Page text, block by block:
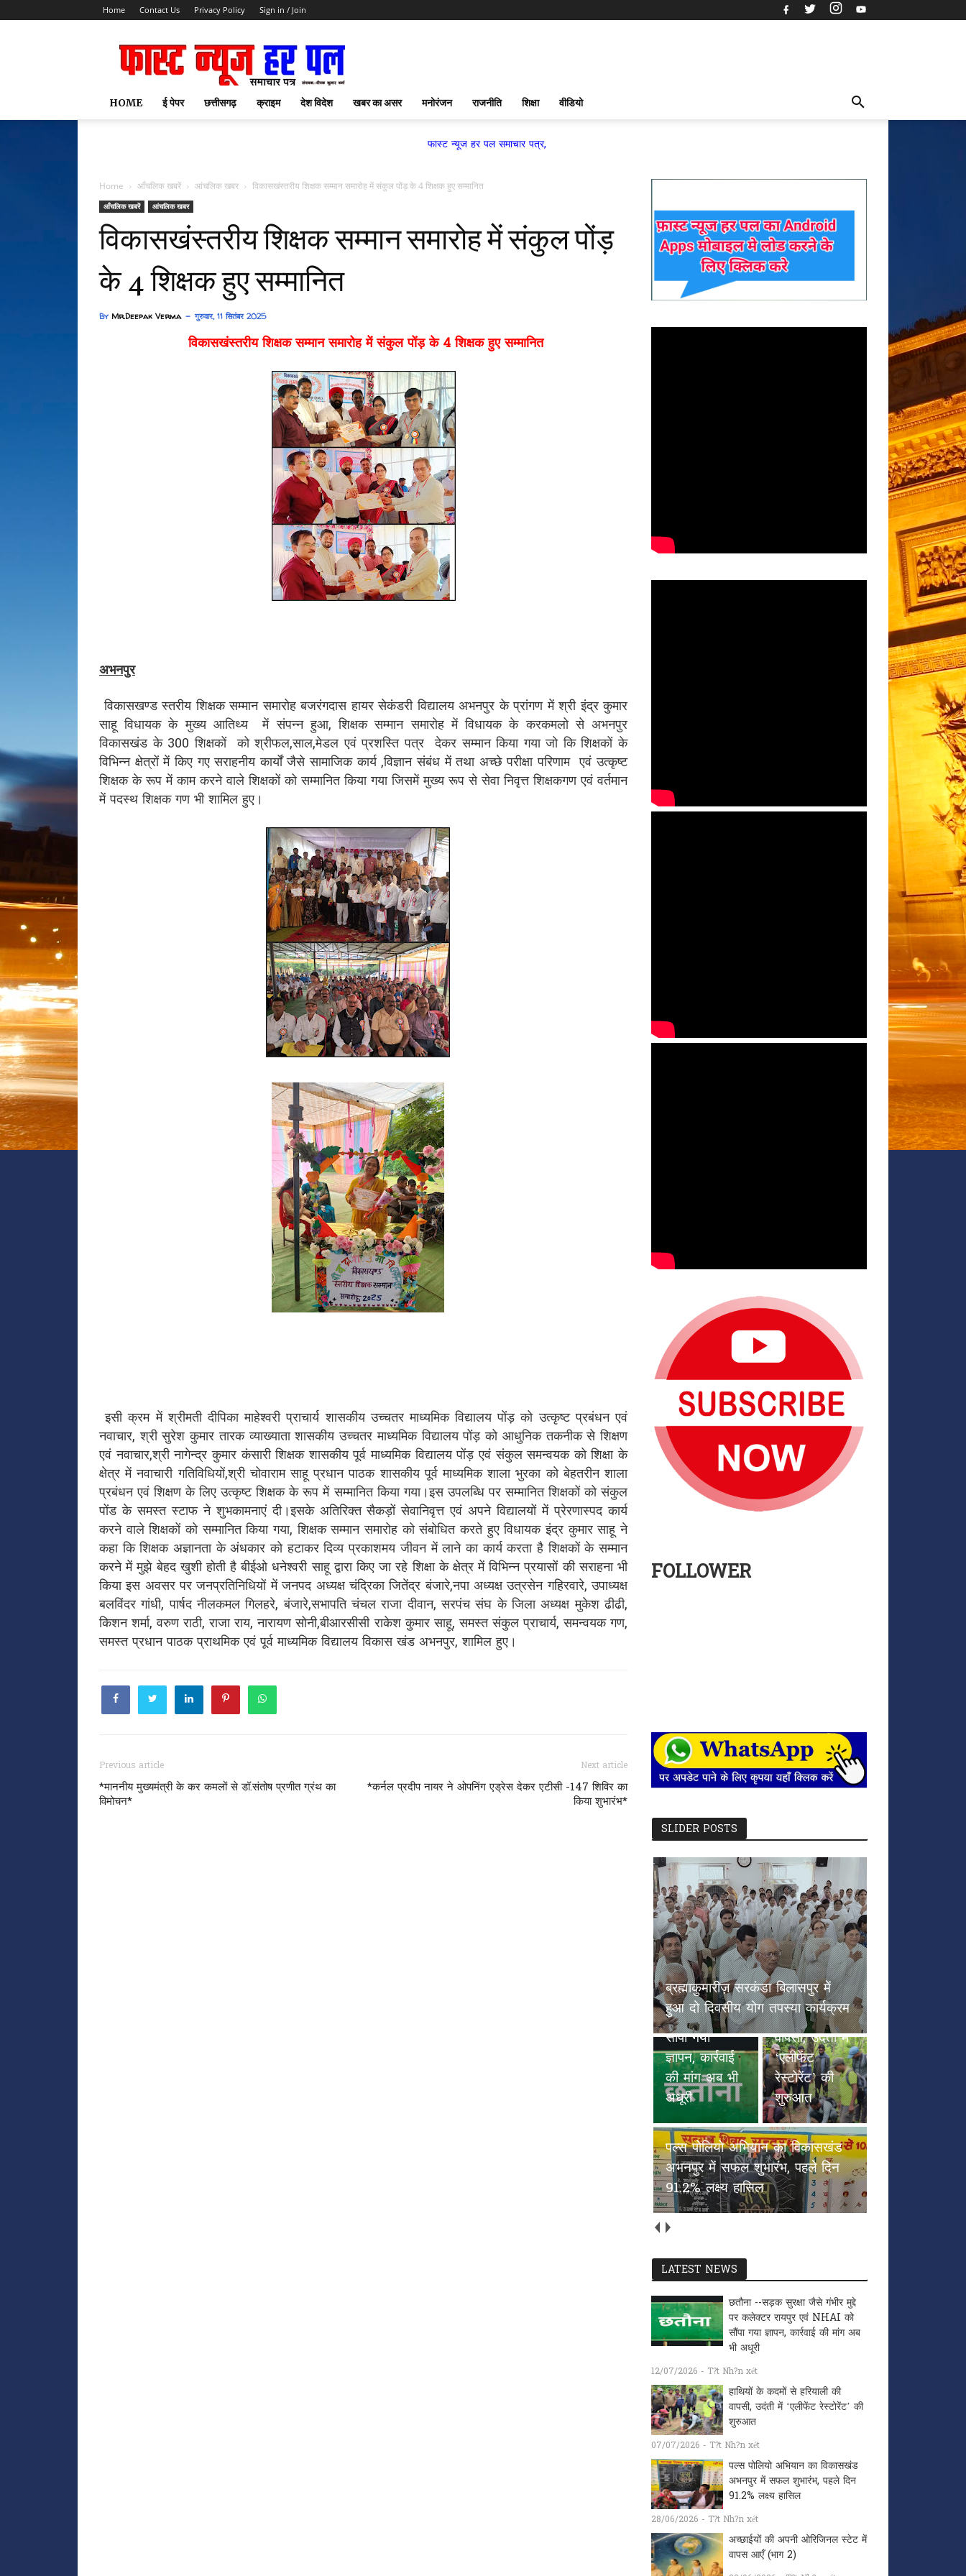
Home Contact Us Privacy Policy Sign in / Join
HOME ई पेपर छत्तीसगढ़ क्राइम देश विदेश खबर का असर मनोरंजन राजनीति शिक्षा वीडियो
फास्ट न्यूज हर पल समाचार पत्र,
Home आँचलिक खबरें आंचलिक खबर विकासखंस्तरीय शिक्षक सम्मान समारोह में संकुल पोंड़ के 4 शिक्षक हुए सम्मानित
आँचलिक खबरें आंचलिक खबर
विकासखंस्तरीय शिक्षक सम्मान समारोह में संकुल पोंड़
के 4 शिक्षक हुए सम्मानित
By Mr.Deepak Verma गुरुवार, 11 सितंबर 2025
विकासखंस्तरीय शिक्षक सम्मान समारोह में संकुल पोंड़ के 4 शिक्षक हुए सम्मानित
अभनपुर
विकासखण्ड स्तरीय शिक्षक सम्मान समारोह बजरंगदास हायर सेकंडरी विद्यालय अभनपुर के प्रांगण में श्री इंद्र कुमार
साहू विधायक के मुख्य आतिथ्य में संपन्न हुआ, शिक्षक सम्मान समारोह में विधायक के करकमलो से अभनपुर
विकासखंड के 300 शिक्षकों को श्रीफल,साल,मेडल एवं प्रशस्ति पत्र देकर सम्मान किया गया जो कि शिक्षकों के
विभिन्न क्षेत्रों में किए गए सराहनीय कार्यों जैसे सामाजिक कार्य ,विज्ञान संबंध में तथा अच्छे परीक्षा परिणाम एवं उत्कृष्ट
शिक्षक के रूप में काम करने वाले शिक्षकों को सम्मानित किया गया जिसमें मुख्य रूप से सेवा निवृत्त शिक्षकगण एवं वर्तमान
में पदस्थ शिक्षक गण भी शामिल हुए।
इसी क्रम में श्रीमती दीपिका माहेश्वरी प्राचार्य शासकीय उच्चतर माध्यमिक विद्यालय पोंड़ को उत्कृष्ट प्रबंधन एवं
नवाचार, श्री सुरेश कुमार तारक व्याख्याता शासकीय उच्चतर माध्यमिक विद्यालय पोंड़ को आधुनिक तकनीक से शिक्षण
एवं नवाचार,श्री नागेन्द्र कुमार कंसारी शिक्षक शासकीय पूर्व माध्यमिक विद्यालय पोंड़ एवं संकुल समन्वयक को शिक्षा के
क्षेत्र में नवाचारी गतिविधियों,श्री चोवाराम साहू प्रधान पाठक शासकीय पूर्व माध्यमिक शाला भुरका को बेहतरीन शाला
प्रबंधन एवं शिक्षण के लिए उत्कृष्ट शिक्षक के रूप में सम्मानित किया गया।इस उपलब्धि पर सम्मानित शिक्षकों को संकुल
पोंड के समस्त स्टाफ ने शुभकामनाएं दी।इसके अतिरिक्त सैकड़ों सेवानिवृत्त एवं अपने विद्यालयों में प्रेरणास्पद कार्य
करने वाले शिक्षकों को सम्मानित किया गया, शिक्षक सम्मान समारोह को संबोधित करते हुए विधायक इंद्र कुमार साहू ने
कहा कि शिक्षक अज्ञानता के अंधकार को हटाकर दिव्य प्रकाशमय जीवन में लाने का कार्य करता है शिक्षकों के सम्मान
करने में मुझे बेहद खुशी होती है बीईओ धनेश्वरी साहू द्वारा किए जा रहे शिक्षा के क्षेत्र में विभिन्न प्रयासों की सराहना भी
किया इस अवसर पर जनप्रतिनिधियों में जनपद अध्यक्ष चंद्रिका जितेंद्र बंजारे,नपा अध्यक्ष उत्रसेन गहिरवारे, उपाध्यक्ष
बलविंदर गांधी, पार्षद नीलकमल गिलहरे, बंजारे,सभापति चंचल राजा दीवान, सरपंच संघ के जिला अध्यक्ष मुकेश ढीढी,
किशन शर्मा, वरुण राठी, राजा राय, नारायण सोनी,बीआरसीसी राकेश कुमार साहू, समस्त संकुल प्राचार्य, समन्वयक गण,
समस्त प्रधान पाठक प्राथमिक एवं पूर्व माध्यमिक विद्यालय विकास खंड अभनपुर, शामिल हुए।
Previous article
*माननीय मुख्यमंत्री के कर कमलों से डॉ.संतोष प्रणीत ग्रंथ का
विमोचन*
Next article
*कर्नल प्रदीप नायर ने ओपनिंग एड्रेस देकर एटीसी -147 शिविर का
किया शुभारंभ*
FOLLOWER
SLIDER POSTS
छतौना --सड़क सुरक्षा जैसे गंभीर मुद्दे
पर कलेक्टर रायपुर एवं NHAI को
सौंपा गया ज्ञापन, कार्रवाई की मांग अब
भी अधूरी
हाथियों के
कदमों से
हरियाली की
वापसी, उदंती में
‘एलीफेंट
रेस्टोरेंट’ की
शुरुआत
पल्स पोलियो
अभियान का
विकासखंड
अभनपुर में
सफल शुभारंभ,
पहले दिन
91.2% लक्ष्य
हासिल
अच्छाईयों की अपनी ओरिजिनल स्टेट
में वापस आएँ (भाग 2)
LATEST NEWS
छतौना --सड़क सुरक्षा जैसे गंभीर मुद्दे
पर कलेक्टर रायपुर एवं NHAI को
सौंपा गया ज्ञापन, कार्रवाई की मांग अब
भी अधूरी
12/07/2026 - T?t Nh?n xét
हाथियों के कदमों से हरियाली की
वापसी, उदंती में ‘एलीफेंट रेस्टोरेंट’ की
शुरुआत
07/07/2026 - T?t Nh?n xét
पल्स पोलियो अभियान का विकासखंड
अभनपुर में सफल शुभारंभ, पहले दिन
91.2% लक्ष्य हासिल
28/06/2026 - T?t Nh?n xét
अच्छाईयों की अपनी ओरिजिनल स्टेट में
वापस आएँ (भाग 2)